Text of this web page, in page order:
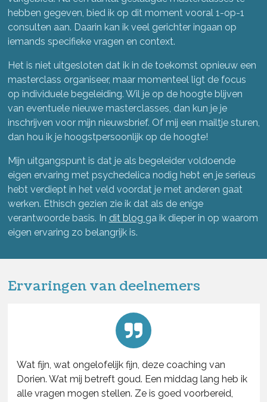
hebben gegeven, bied ik op dit moment vooral 1-op-1
consulten aan. Daarin kan ik veel gerichter ingaan op
iemands specifieke vragen en context.
Het is niet uitgesloten dat ik in de toekomst opnieuw een
masterclass organiseer, maar momenteel ligt de focus
op individuele begeleiding. Wil je op de hoogte blijven
van eventuele nieuwe masterclasses, dan kun je je
inschrijven voor mijn nieuwsbrief. Of mij een mailtje sturen,
dan hou ik je hoogstpersoonlijk op de hoogte!
Mijn uitgangspunt is dat je als begeleider voldoende
eigen ervaring met psychedelica nodig hebt en je serieus
hebt verdiept in het veld voordat je met anderen gaat
werken. Ethisch gezien zie ik dat als de enige
verantwoorde basis. In dit blog ga ik dieper in op waarom
eigen ervaring zo belangrijk is.
Ervaringen van deelnemers
Wat fijn, wat ongelofelijk fijn, deze coaching van
Dorien. Wat mij betreft goud. Een middag lang heb ik
alle vragen mogen stellen. Ze is goed voorbereid,